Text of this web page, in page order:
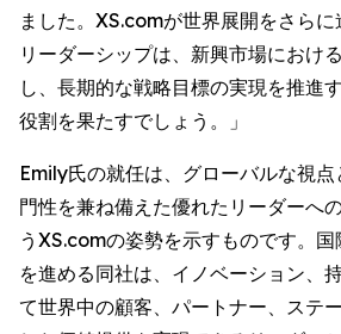
ました。XS.comが世界展開をさら
リーダーシップは、新興市場におけ
し、長期的な戦略目標の実現を推進
役割を果たすでしょう。」
Emily氏の就任は、グローバルな視
門性を兼ね備えた優れたリーダーへ
うXS.comの姿勢を示すものです。
を進める同社は、イノベーション、
て世界中の顧客、パートナー、ステ